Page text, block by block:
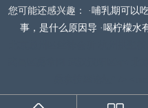
您可能还感兴趣： ·哺乳期可以
事，是什么原因导 ·喝柠檬水